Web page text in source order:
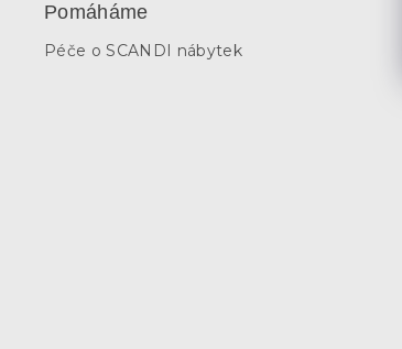
Pomáháme
Péče o SCANDI nábytek